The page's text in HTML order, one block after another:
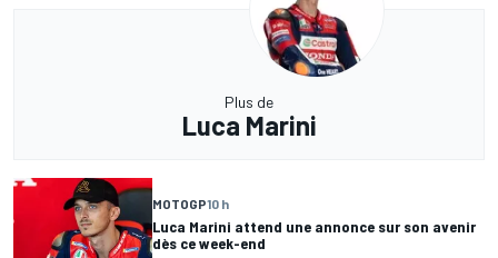
Plus de
Luca Marini
MOTOGP10 h
Luca Marini attend une annonce sur son avenir
dès ce week-end